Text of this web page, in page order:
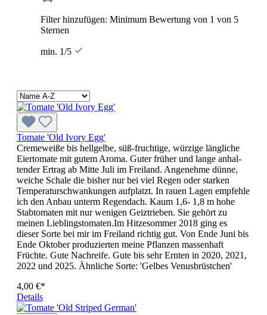
Filter hinzufügen: Minimum Bewertung von 1 von 5
Sternen
min. 1/5
Tomate 'Old Ivory Egg'
Cremeweiße bis hellgelbe, süß-fruchtige, würzige längliche
Eier­tomate mit gutem Aroma. Guter früher und lange anhal­
tender Ertrag ab Mitte Juli im Freiland. Angenehme dünne,
weiche Schale die bisher nur bei viel Regen oder starken
Temperaturschwankungen aufplatzt. In rauen Lagen empfehle
ich den Anbau unterm Regendach. Kaum 1,6- 1,8 m hohe
Stabtomaten mit nur wenigen Geiz­trieben. Sie gehört zu
meinen Lieblingstomaten.Im Hitzesommer 2018 ging es
dieser Sorte bei mir im Freiland richtig gut. Von Ende Juni bis
Ende Oktober produzierten meine Pflanzen massenhaft
Früchte. Gute Nachreife. Gute bis sehr Ernten in 2020, 2021,
2022 und 2025. Ähnliche Sorte: 'Gelbes Venus­brüstchen'
4,00 €*
Details